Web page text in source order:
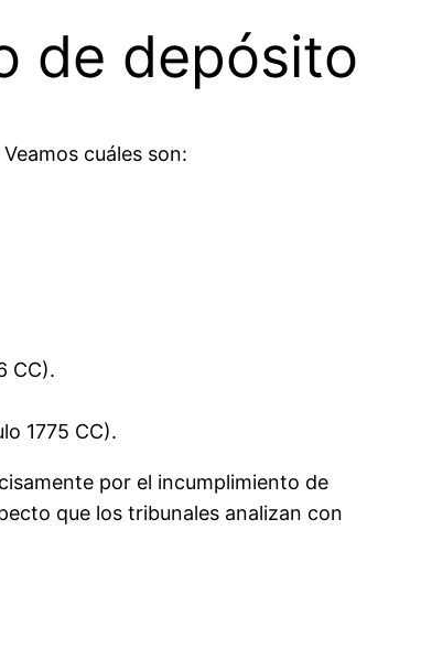
de depósito
cuáles son:
CC).
1775 CC).
por el incumplimiento de
que los tribunales analizan con